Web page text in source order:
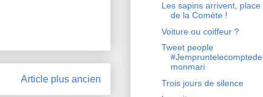
Article plus ancien
Les sapins arrivent, place
de la Comète !
Voiture ou coiffeur ?
Tweet people
#Jempruntelecomptede
monmari
Trois jours de silence